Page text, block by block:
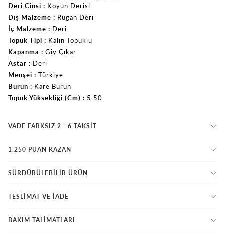
Deri Cinsi
Koyun Derisi
Dış Malzeme
Rugan Deri
İç Malzeme
Deri
Topuk Tipi
Kalın Topuklu
Kapanma
Giy Çıkar
Astar
Deri
Menşei
Türkiye
Burun
Kare Burun
Topuk Yüksekliği (Cm)
5.50
VADE FARKSIZ 2 - 6 TAKSIT
1.250 PUAN KAZAN
SÜRDÜRÜLEBİLİR ÜRÜN
TESLİMAT VE İADE
BAKIM TALİMATLARI